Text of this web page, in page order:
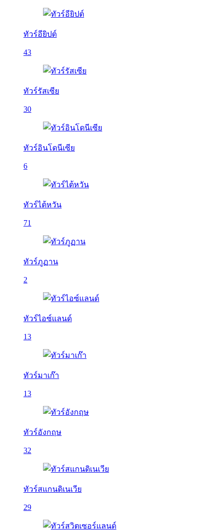
ทัวร์อียิปต์
43
ทัวร์รัสเซีย
30
ทัวร์อินโดนีเซีย
6
ทัวร์ไต้หวัน
71
ทัวร์ภูฏาน
2
ทัวร์ไอซ์แลนด์
13
ทัวร์มาเก๊า
13
ทัวร์อังกฤษ
32
ทัวร์สแกนดิเนเวีย
29